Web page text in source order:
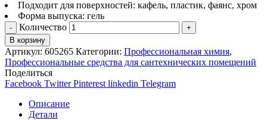
Подходит для поверхностей: кафель, пластик, фаянс, хром
Форма выпуска: гель
Количество
В корзину
Артикул: 605265 Категории: Профессиональная химия,
Профессиональные средства для сантехнических помещений
Поделиться
Facebook Twitter Pinterest linkedin Telegram
Описание
Детали